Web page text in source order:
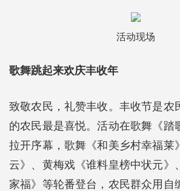
活动现场
歌舞跳起来欢庆丰收年
致敬农民，礼赞丰收。丰收节是农
的农民最是喜悦。活动在歌舞《踏
拉开序幕，歌舞《和美乡村幸福莱
云》、黄梅戏《谁料皇榜中状元》
家福》等轮番登台，农民群众用自